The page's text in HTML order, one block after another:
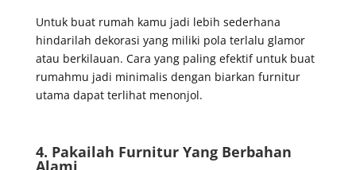
Untuk buat rumah kamu jadi lebih sederhana
hindarilah dekorasi yang miliki pola terlalu glamor
atau berkilauan. Cara yang paling efektif untuk buat
rumahmu jadi minimalis dengan biarkan furnitur
utama dapat terlihat menonjol.
4. Pakailah Furnitur Yang Berbahan